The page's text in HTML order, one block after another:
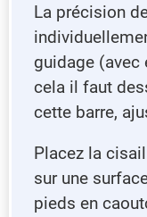
La précision
guidage (avec
cela il faut
cette barre,
Placez la
sur une
pieds en